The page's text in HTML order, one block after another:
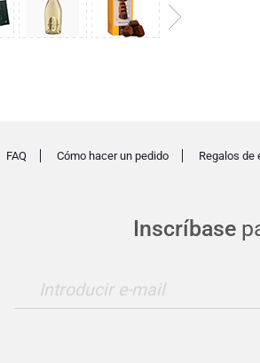
Inscríbase
Introducir e-mail
FAQ Cómo hacer un pedido Regalos de